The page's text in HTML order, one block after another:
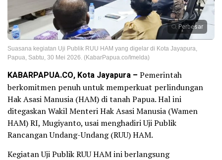
Perbesar
Suasana kegiatan Uji Publik RUU HAM yang digelar di Kota Jayapura,
Papua, Sabtu, 30 Mei 2026. (KabarPapua.co/Imelda)
KABARPAPUA.CO, Kota Jayapura – Pemerintah
berkomitmen penuh untuk memperkuat perlindungan
Hak Asasi Manusia (HAM) di tanah Papua. Hal ini
ditegaskan Wakil Menteri Hak Asasi Manusia (Wamen
HAM) RI, Mugiyanto, usai menghadiri Uji Publik
Rancangan Undang-Undang (RUU) HAM.
Kegiatan Uji Publik RUU HAM ini berlangsung